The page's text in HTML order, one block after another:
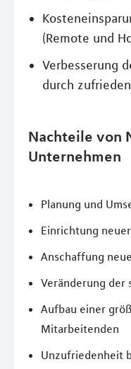
(Remote und
Verbesserung
durch
Nachteile von
Unternehmen
Planung und
Einrichtung
Anschaffung
Veränderung
Aufbau einer
Mitarbeitenden
Unzufriedenheit